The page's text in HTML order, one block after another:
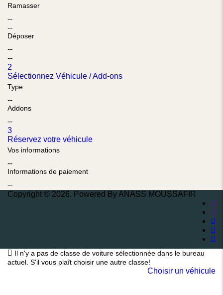
Ramasser
--
--
Déposer
--
--
2
Sélectionnez Véhicule / Add-ons
Type
--
Addons
--
3
Réservez votre véhicule
Vos informations
--
Informations de paiement
--
Copyright © 2026. Powered By ANASS MOUSSAFIR
Il n'y a pas de classe de voiture sélectionnée dans le bureau
actuel. S'il vous plaît choisir une autre classe!
Choisir un véhicule